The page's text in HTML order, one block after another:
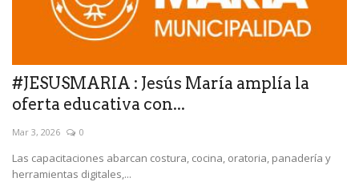
#JESUSMARIA : Jesús María amplía la
oferta educativa con...
Mar 3, 2026 0
Las capacitaciones abarcan costura, cocina, oratoria, panadería y
herramientas digitales,...